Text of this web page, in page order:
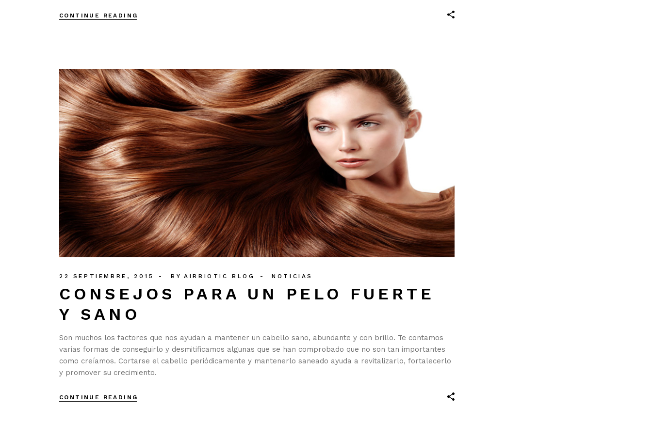
CONTINUE READING
22 SEPTIEMBRE, 2015 BY AIRBIOTIC BLOG NOTICIAS
CONSEJOS PARA UN PELO FUERTE
Y SANO
Son muchos los factores que nos ayudan a mantener un cabello sano, abundante y con brillo. Te contamos
varias formas de conseguirlo y desmitificamos algunas que se han comprobado que no son tan importantes
como creíamos. Cortarse el cabello periódicamente y mantenerlo saneado ayuda a revitalizarlo, fortalecerlo
y promover su crecimiento.
CONTINUE READING